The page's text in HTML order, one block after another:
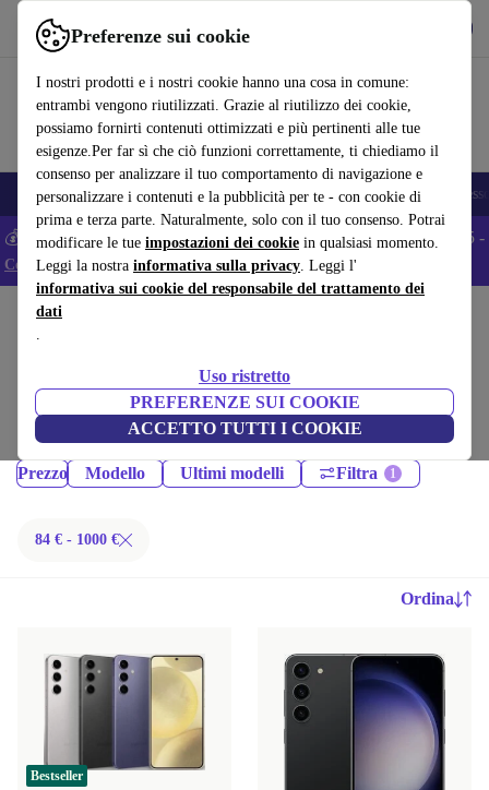
Preferenze sui cookie
I nostri prodotti e i nostri cookie hanno una cosa in comune:
entrambi vengono riutilizzati. Grazie al riutilizzo dei cookie,
possiamo fornirti contenuti ottimizzati e più pertinenti alle tue
esigenze.Per far sì che ciò funzioni correttamente, ti chiediamo il
consenso per analizzare il tuo comportamento di navigazione e
personalizzare i contenuti e la pubblicità per te - con cookie di
prima e terza parte. Naturalmente, solo con il tuo consenso. Potrai
modificare le tue impostazioni dei cookie in qualsiasi momento.
Leggi la nostra informativa sulla privacy. Leggi l'
informativa sui cookie del responsabile del trattamento dei
dati
.
Uso ristretto
PREFERENZE SUI COOKIE
ACCETTO TUTTI I COOKIE
Usa refurbed in modo rapido e semplice
🎒 Back to school Smartphone Portatili Tablet Smartwatch
💰 Extra -5% su tutti gli smartphone Android - Codice: ANDROID5 -
Condizioni
Home
Cellulari Samsung Galaxy ricondizionati certificati sotto 1000 –
risparmia fino al 40%. Resi entro 30 giorni e garanzia di 12 mesi.
Acquista in modo sostenibile oggi!
Prezzo Modello Ultimi modelli Filtra
84 € - 1000 €
Ordina
Bestseller